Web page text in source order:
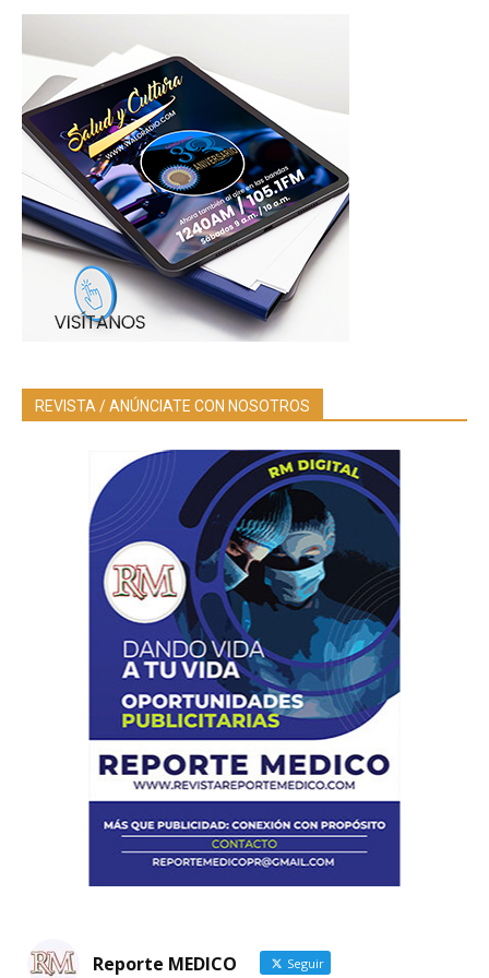
REVISTA / ANÚNCIATE CON NOSOTROS
Reporte MEDICO Seguir